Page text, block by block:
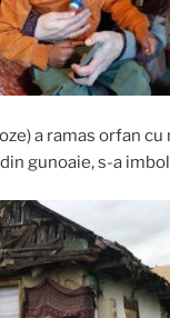
a ramas orfan cu
gunoaie, s-a